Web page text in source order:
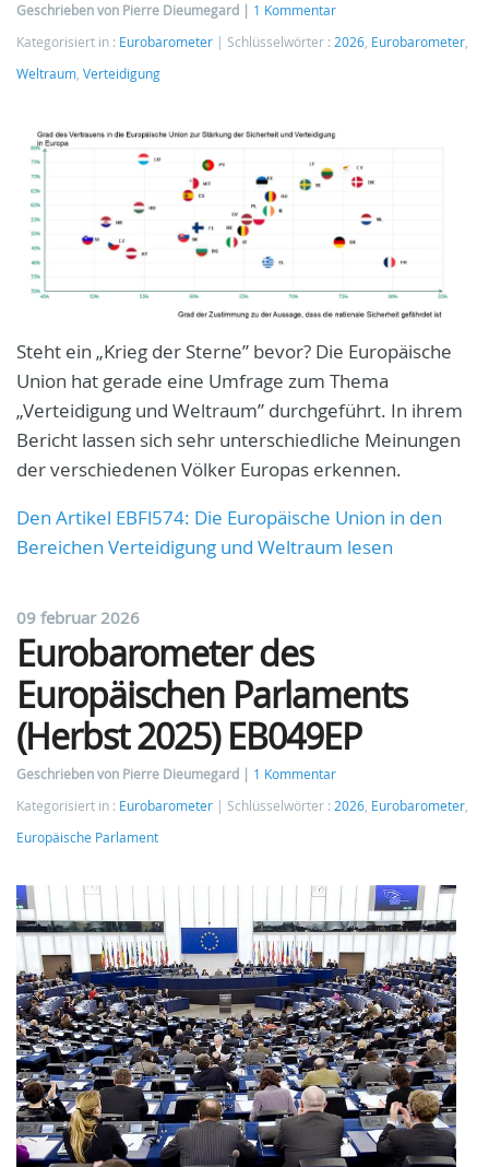
Geschrieben von Pierre Dieumegard
1 Kommentar
Kategorisiert in : Eurobarometer Schlüsselwörter : 2026 Eurobarometer
Weltraum Verteidigung
Steht ein „Krieg der Sterne” bevor? Die Europäische
Union hat gerade eine Umfrage zum Thema
„Verteidigung und Weltraum” durchgeführt. In ihrem
Bericht lassen sich sehr unterschiedliche Meinungen
der verschiedenen Völker Europas erkennen.
Den Artikel EBFl574: Die Europäische Union in den
Bereichen Verteidigung und Weltraum lesen
09 februar 2026
Eurobarometer des
Europäischen Parlaments
(Herbst 2025) EB049EP
Geschrieben von Pierre Dieumegard
1 Kommentar
Kategorisiert in : Eurobarometer Schlüsselwörter : 2026 Eurobarometer
Europäische Parlament